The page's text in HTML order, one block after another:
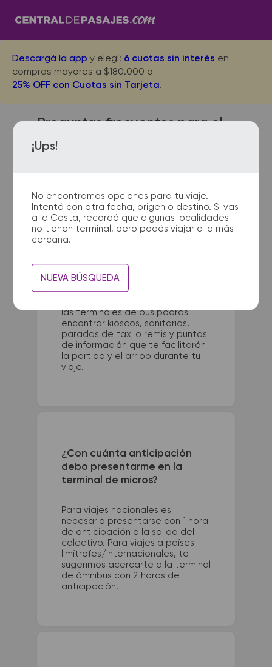
Descargá la app y elegí: 6 cuotas sin interés en
compras mayores a $180.000 o
25% OFF con Cuotas sin Tarjeta.
¡Ups!
No encontramos opciones para tu viaje.
Intentá con otra fecha, origen o destino. Si vas
a la Costa, recordá que algunas localidades
no tienen terminal, pero podés viajar a la más
cercana.
NUEVA BÚSQUEDA
Preguntas frecuentes para el
viaje desde Chajari a Rosario
¿Dónde quedan las
terminales de micro de
Chajari a Rosario?
queda ubicada en Terminal -
Estrada 3100. La terminal de
colectivos de Rosario se
las terminales de bus podrás
encontrar kioscos, sanitarios,
paradas de taxi o remis y puntos
de información que te facilitarán
la partida y el arribo durante tu
viaje.
¿Con cuánta anticipación
debo presentarme en la
terminal de micros?
Para viajes nacionales es
necesario presentarse con 1 hora
de anticipación a la salida del
colectivo. Para viajes a países
limítrofes/internacionales, te
sugerimos acercarte a la terminal
de ómnibus con 2 horas de
anticipación.